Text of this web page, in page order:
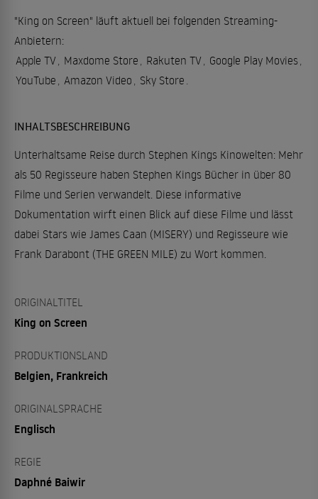
"King on Screen" läuft aktuell bei folgenden Streaming-
Anbietern:
Apple TV, Maxdome Store , Rakuten TV, Google Play Movies,
YouTube , Amazon Video , Sky Store .
INHALTSBESCHREIBUNG
Unterhaltsame Reise durch Stephen Kings Kinowelten: Mehr
als 50 Regisseure haben Stephen Kings Bücher in über 80
Filme und Serien verwandelt. Diese informative
Dokumentation wirft einen Blick auf diese Filme und lässt
dabei Stars wie James Caan (MISERY) und Regisseure wie
Frank Darabont (THE GREEN MILE) zu Wort kommen.
ORIGINALTITEL
King on Screen
PRODUKTIONSLAND
Belgien, Frankreich
ORIGINALSPRACHE
Englisch
REGIE
Daphné Baiwir